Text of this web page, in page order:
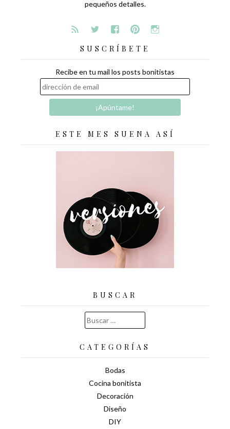
pequeños detalles.
SUSCRÍBETE
Recibe en tu mail los posts bonitistas
ESTE MES SUENA ASÍ
BUSCAR
Buscar:
CATEGORÍAS
Bodas
Cocina bonitista
Decoración
Diseño
DIY